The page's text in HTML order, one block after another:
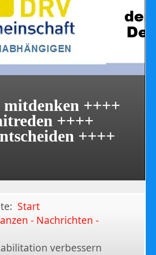
mitdenken ++++
++++
++++
Start
- Nachrichten -
verbessern